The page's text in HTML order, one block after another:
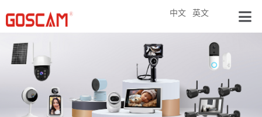
英文
中文